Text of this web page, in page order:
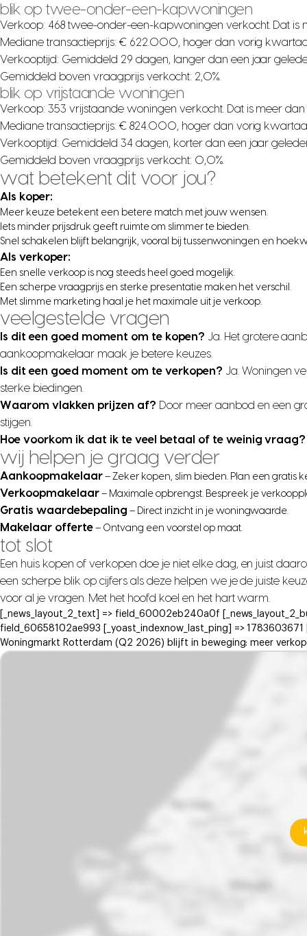
blik op twee-onder-een-kapwoningen
Verkoop: 468 twee-onder-een-kapwoningen verkocht. Dat
Mediane transactieprijs: € 622.000, hoger dan vorig
Verkooptijd: Gemiddeld 29 dagen, langer dan een jaar
Gemiddeld boven vraagprijs verkocht: 2,0%.
blik op vrijstaande woningen
Verkoop: 353 vrijstaande woningen verkocht. Dat is meer
Mediane transactieprijs: € 824.000, hoger dan vorig
Verkooptijd: Gemiddeld 34 dagen, korter dan een jaar
Gemiddeld boven vraagprijs verkocht: 0,0%.
wat betekent dit voor jou?
Als koper:
Meer keuze betekent een betere match met jouw wensen.
Iets minder prijsdruk geeft ruimte om slimmer te bieden.
Snel schakelen blijft belangrijk, vooral bij tussenwoningen en
Als verkoper:
Een snelle verkoop is nog steeds heel goed mogelijk.
Een scherpe vraagprijs en sterke presentatie maken het verschil.
Met slimme marketing haal je het maximale uit je verkoop.
veelgestelde vragen
Is dit een goed moment om te kopen? Ja. Het grotere
aankoopmakelaar maak je betere keuzes.
Is dit een goed moment om te verkopen? Ja. Woningen
sterke biedingen.
Waarom vlakken prijzen af? Door meer aanbod en een
stijgen.
Hoe voorkom ik dat ik te veel betaal of te weinig vraag?
wij helpen je graag verder
Aankoopmakelaar– Zeker kopen, slim bieden. Plan een gratis
Verkoopmakelaar– Maximale opbrengst. Bespreek je
Gratis waardebepaling – Direct inzicht in je woningwaarde.
Makelaar offerte– Ontvang een voorstel op maat.
tot slot
Een huis kopen of verkopen doe je niet elke dag, en juist
een scherpe blik op cijfers als deze helpen we je de juiste
voor al je vragen. Met het hoofd koel en het hart warm.
[_news_layout_2_text] => field_60002eb240a0f
field_60658102ae993 [_yoast_indexnow_last_ping] =>
Woningmarkt Rotterdam (Q2 2026) blijft in beweging: meer